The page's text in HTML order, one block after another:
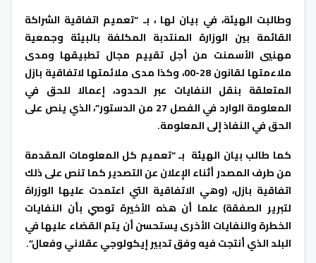
وطالبت الهيئة، في بيان لها ، بـ “تعميم اتفاقية الشراكة
القائمة بين الوزارة المنتدبة المكلفة بالبيئة وجمعية
مهنيي الأسمنت من أجل تقييم مجال تطبيقها ومدى
ملاءمتها لقانون 28-00، وكذا مدى ملائمتها لاتفاقية بازل
المتعلقة بنقل النفايات عبر الحدود، إعمالا للحق في
المعلومة الوارد في الفصل 27 من الدستور”، الذي ينص على
الحق في النفاذ إلى المعلومة.
كما طالب بيان الهيئة بـ “تعميم كل المعلومات المقدمة
من طرف المصدر أثناء الإعلان عن التصدير كما تنص على ذلك
اتفاقية بازل، (وهي الاتفاقية التي اعتمدت عليها الوزراة
لتبرير الصفقة) علما أن هذه الأخيرة توصي بأن النفايات
الخطرة والنفايات الأخرى يستحسن أن يتم القضاء عليها في
البلد الذي أنتجت فيه وفق تدبير إيكولوجي عقلاني وفعال”.